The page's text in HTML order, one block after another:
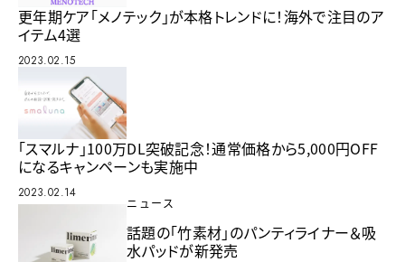
更年期ケア「メノテック」が本格トレンドに！海外で注目のア
イテム4選
2023.02.15
「スマルナ」100万DL突破記念！通常価格から5,000円OFF
になるキャンペーンも実施中
2023.02.14
ニュース
話題の「竹素材」のパンティライナー＆吸
水パッドが新発売